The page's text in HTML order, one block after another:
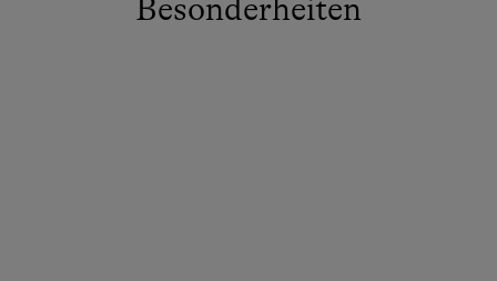
Besonderheiten